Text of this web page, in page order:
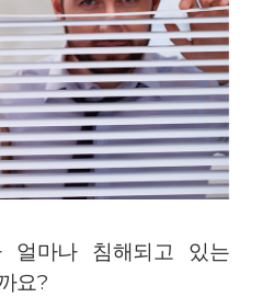
얼마나 침해되고 있는
요?